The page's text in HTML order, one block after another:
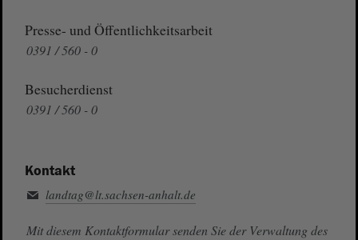
Presse- und Öffentlichkeitsarbeit
0391 / 560 - 0
Besucherdienst
0391 / 560 - 0
Kontakt
landtag@lt.sachsen-anhalt.de
Mit diesem Kontaktformular senden Sie der Verwaltung des